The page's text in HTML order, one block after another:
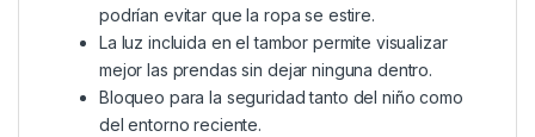
podrían evitar que la ropa se estire.
La luz incluida en el tambor permite visualizar
mejor las prendas sin dejar ninguna dentro.
Bloqueo para la seguridad tanto del niño como
del entorno reciente.